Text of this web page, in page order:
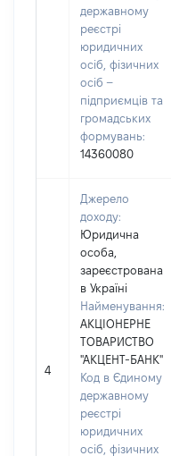
державному
реєстрі
юридичних
осіб, фізичних
осіб –
підприємців та
громадських
формувань:
14360080
4
Джерело
доходу:
Юридична
особа,
зареєстрована
в Україні
Найменування:
АКЦІОНЕРНЕ
ТОВАРИСТВО
"АКЦЕНТ-БАНК"
Код в Єдиному
державному
реєстрі
юридичних
осіб, фізичних